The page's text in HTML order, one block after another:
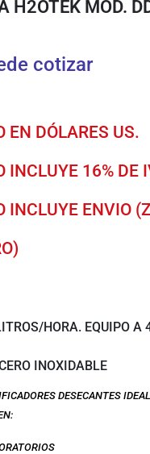
H2OTEK MOD.
cotizar
EN DÓLARES US.
INCLUYE 16% DE
INCLUYE ENVIO
HORA. EQUIPO A
INOXIDABLE
DESECANTES